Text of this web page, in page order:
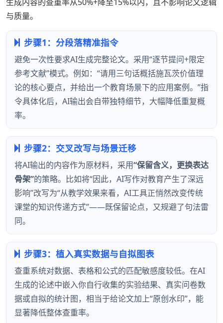
与质量。
步骤1：分段落精准指令
避免一次性要求AI生成完整论文。采用“逐节提问+限定
参考文献”模式。例如：“请用三句话概括施瓦茨价值理
论的核心要点，并给出一个教育场景下的应用案例。”指
令具体化后，AI输出会自带独特细节，大幅降低重复概
率。
步骤2：交叉改写与场景迁移
将AI输出的内容作为原材料，采用“保留含义，更换表达
骨架”的策略。比如将“因此，AI写作对教育产生了深远
影响”改写为“从教学效果来看，AI工具正悄然改变传统
课堂的知识传递方式”——既保留论点，又规避了句法雷
同。
步骤3：植入真实数据与自拟图表
查重系统对数据、表格和公式的匹配敏感度较低。在AI
生成的论述中嵌入你自行收集的实验结果、真实问卷数
据或自拟的统计图，相当于给论文加上“原创水印”，能
显著降低整体查重率。